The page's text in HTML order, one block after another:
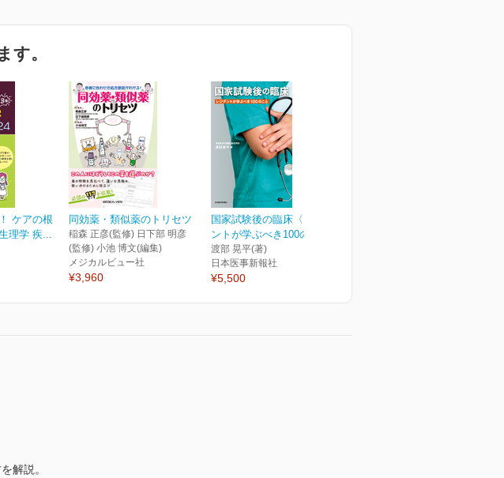
す。
ケアの根
理学 疾...
同効薬・類似薬のトリセツ
稲森 正彦(監修) 日下部 明彦
(監修) 小池 博文(編集)
メジカルビュー社
¥3,960
国家試験後の臨床〈レジデ
ントが学ぶべき100のこ...
渡部 晃平(著)
日本医事新報社
¥5,500
解説。